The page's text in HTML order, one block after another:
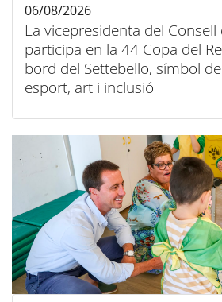
La vicepresidenta del
participa en la 44 Copa del
bord del Settebello, símbol
esport, art i inclusió
06/08/2026